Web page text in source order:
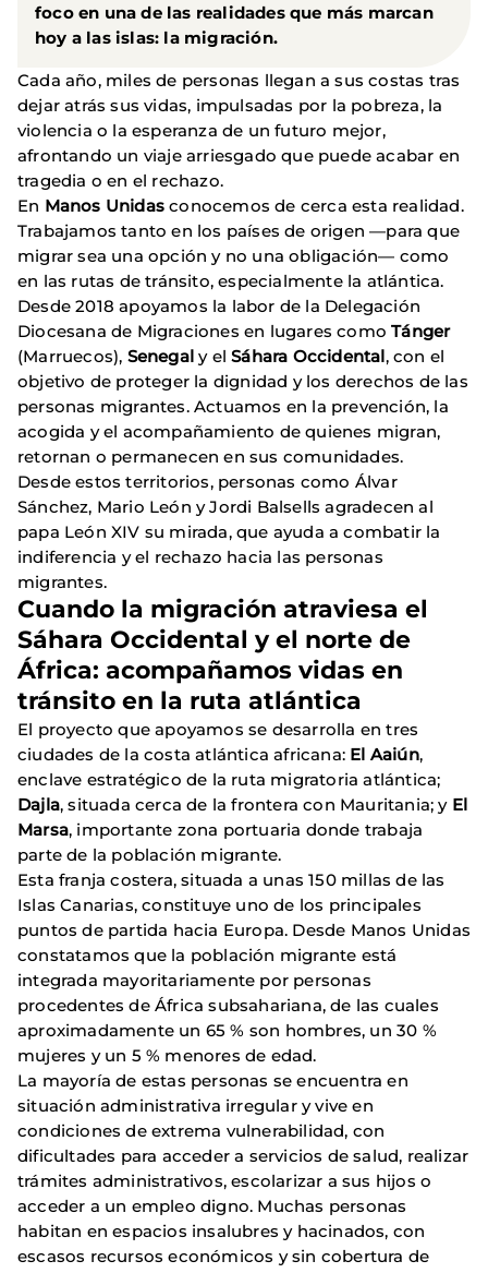
foco en una de las realidades que más marcan
hoy a las islas: la migración.
Cada año, miles de personas llegan a sus costas tras
dejar atrás sus vidas, impulsadas por la pobreza, la
violencia o la esperanza de un futuro mejor,
afrontando un viaje arriesgado que puede acabar en
tragedia o en el rechazo.
En Manos Unidas conocemos de cerca esta realidad.
Trabajamos tanto en los países de origen —para que
migrar sea una opción y no una obligación— como
en las rutas de tránsito, especialmente la atlántica.
Desde 2018 apoyamos la labor de la Delegación
Diocesana de Migraciones en lugares comoTánger
(Marruecos), Senegal y elSáhara Occidental, con el
objetivo de proteger la dignidad y los derechos de las
personas migrantes. Actuamos en la prevención, la
acogida y el acompañamiento de quienes migran,
retornan o permanecen en sus comunidades.
Desde estos territorios, personas como Álvar
Sánchez, Mario León y Jordi Balsells agradecen al
papa León XIV su mirada, que ayuda a combatir la
indiferencia y el rechazo hacia las personas
migrantes.
Cuando la migración atraviesa el
Sáhara Occidental y el norte de
África: acompañamos vidas en
tránsito en la ruta atlántica
El proyecto que apoyamos se desarrolla en tres
ciudades de la costa atlántica africana: El Aaiún,
enclave estratégico de la ruta migratoria atlántica;
Dajla, situada cerca de la frontera con Mauritania; y El
Marsa, importante zona portuaria donde trabaja
parte de la población migrante.
Esta franja costera, situada a unas 150 millas de las
Islas Canarias, constituye uno de los principales
puntos de partida hacia Europa. Desde Manos Unidas
constatamos que la población migrante está
integrada mayoritariamente por personas
procedentes de África subsahariana, de las cuales
aproximadamente un 65 % son hombres, un 30 %
mujeres y un 5 % menores de edad.
La mayoría de estas personas se encuentra en
situación administrativa irregular y vive en
condiciones de extrema vulnerabilidad, con
dificultades para acceder a servicios de salud, realizar
trámites administrativos, escolarizar a sus hijos o
acceder a un empleo digno. Muchas personas
habitan en espacios insalubres y hacinados, con
escasos recursos económicos y sin cobertura de